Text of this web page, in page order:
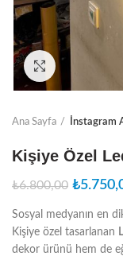
Ana Sayfa İnstagram
Kişiye Özel
₺6.800,00 Orijinal
₺
Sosyal medyanın en
Kişiye özel tasarlanan
dekor ürünü hem de